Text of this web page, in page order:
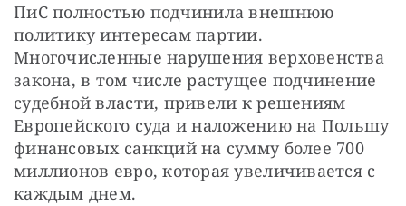
ПиС полностью подчинила внешнюю
политику интересам партии.
Многочисленные нарушения верховенства
закона, в том числе растущее подчинение
судебной власти, привели к решениям
Европейского суда и наложению на Польшу
финансовых санкций на сумму более 700
миллионов евро, которая увеличивается с
каждым днем.